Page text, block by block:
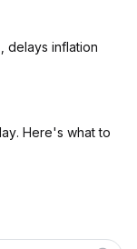
delays inflation
Here's what to